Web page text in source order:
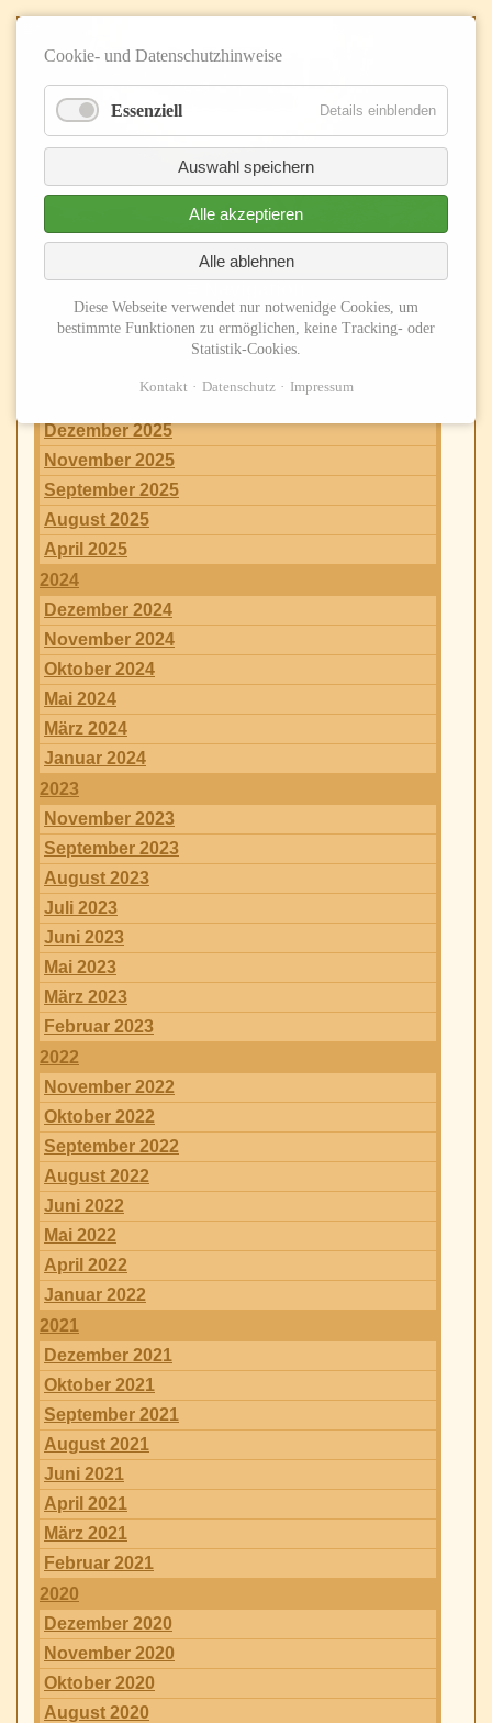
Dezember 2025
November 2025
September 2025
August 2025
April 2025
2024
Dezember 2024
November 2024
Oktober 2024
Mai 2024
März 2024
Januar 2024
2023
November 2023
September 2023
August 2023
Juli 2023
Juni 2023
Mai 2023
März 2023
Februar 2023
2022
November 2022
Oktober 2022
September 2022
August 2022
Juni 2022
Mai 2022
April 2022
Januar 2022
2021
Dezember 2021
Oktober 2021
September 2021
August 2021
Juni 2021
April 2021
März 2021
Februar 2021
2020
Dezember 2020
November 2020
Oktober 2020
August 2020
Cookie- und Datenschutzhinweise
Essenziell Details einblenden
Auswahl speichern
Alle akzeptieren
Alle ablehnen
Diese Webseite verwendet nur notwenidge Cookies, um
bestimmte Funktionen zu ermöglichen, keine Tracking- oder
Statistik-Cookies.
Kontakt Datenschutz Impressum